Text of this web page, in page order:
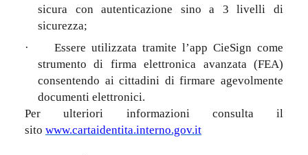
sicura con autenticazione sino a 3 livelli di
sicurezza;
·
Essere utilizzata tramite l’app CieSign come
strumento di firma elettronica avanzata (FEA)
consentendo ai cittadini di firmare agevolmente
documenti elettronici.
Per ulteriori informazioni consulta il
sito www.cartaidentita.interno.gov.it